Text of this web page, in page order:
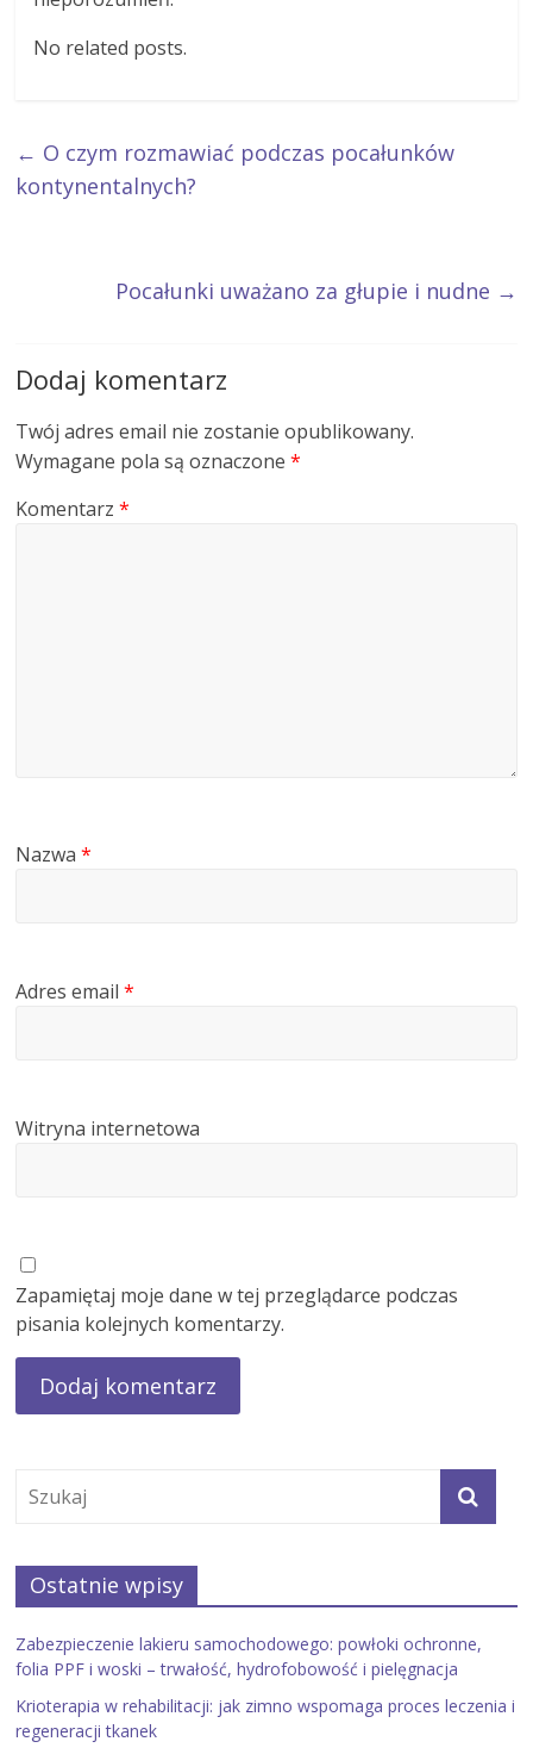
No related posts.
← O czym rozmawiać podczas pocałunków
kontynentalnych?
Pocałunki uważano za głupie i nudne →
Dodaj komentarz
Twój adres email nie zostanie opublikowany.
Wymagane pola są oznaczone*
Komentarz*
Nazwa*
Adres email*
Witryna internetowa
Zapamiętaj moje dane w tej przeglądarce podczas
pisania kolejnych komentarzy.
Ostatnie wpisy
Zabezpieczenie lakieru samochodowego: powłoki ochronne,
folia PPF i woski – trwałość, hydrofobowość i pielęgnacja
Krioterapia w rehabilitacji: jak zimno wspomaga proces leczenia i
regeneracji tkanek